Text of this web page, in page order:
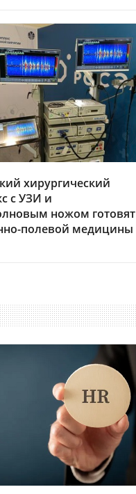
хирургический
с УЗИ и
ножом готовят
полевой медицины